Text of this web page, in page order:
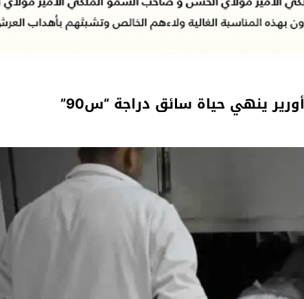
ينهي حياة سائق دراجة “س90”